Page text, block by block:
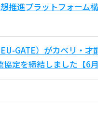
推進プラットフォーム
GATE）がカベリ・才
協定を締結しました【6